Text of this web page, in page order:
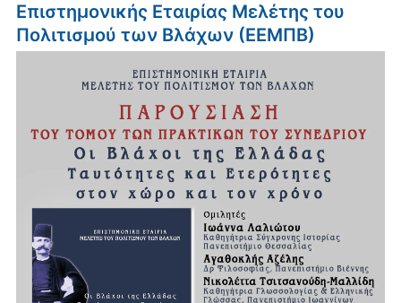
Επιστημονικής Εταιρίας Μελέτης του
Πολιτισμού των Βλάχων (ΕΕΜΠΒ)